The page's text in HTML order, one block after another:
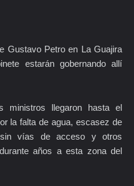
Gustavo Petro en La Guajira
estarán gobernando allí
ministros llegaron hasta el
la falta de agua, escasez de
sin vías de acceso y otros
años a esta zona del